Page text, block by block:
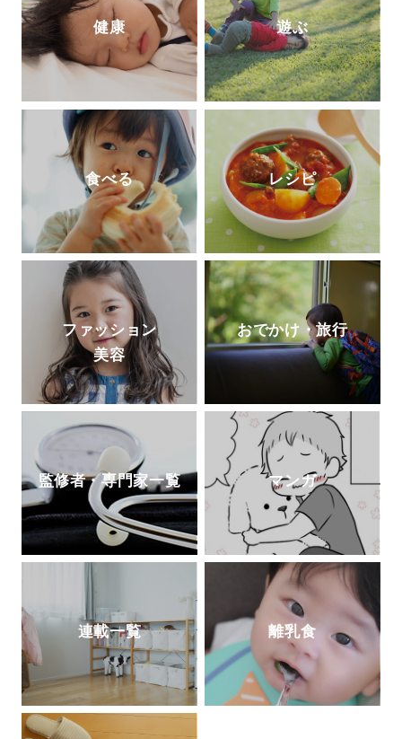
健康 遊ぶ
食べる レシピ
ファッション
美容
おでかけ・旅行
監修者・専門家一覧 マンガ
連載一覧 離乳食